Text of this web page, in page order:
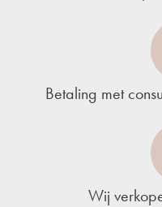
Betaling met
Wij